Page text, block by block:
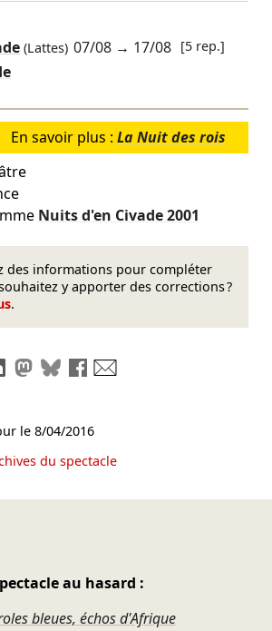
(Lattes) 07/08 → 17/08 [5 rep.]
En savoir plus : La Nuit des rois
Nuits d'en Civade2001
des informations pour compléter
y apporter des corrections ?
.
le lien
Partager sur LinkedIn
Partager sur Mastodon
Partager sur Bluesky
Partager sur Facebook
le 8/04/2016
du spectacle
au hasard :
bleues, échos d'Afrique